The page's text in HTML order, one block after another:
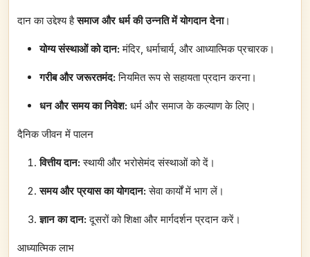
दान का उद्देश्य हैसमाज और धर्म की उन्नति में योगदान देना।
योग्य संस्थाओं को दान:मंदिर, धर्माचार्य, और आध्यात्मिक प्रचारक।
गरीब और जरूरतमंद:नियमित रूप से सहायता प्रदान करना।
धन और समय का निवेश: धर्म और समाज के कल्याण के लिए।
दैनिक जीवन में पालन
वित्तीय दान:स्थायी और भरोसेमंद संस्थाओं को दें।
समय और प्रयास का योगदान:सेवा कार्यों में भाग लें।
ज्ञान का दान:दूसरों को शिक्षा और मार्गदर्शन प्रदान करें।
आध्यात्मिक लाभ